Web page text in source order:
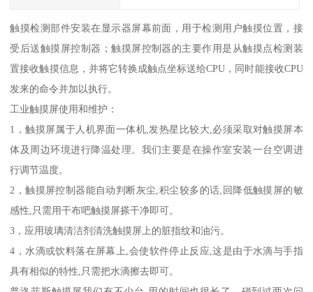
触摸检测部件安装在显示器屏幕前面，用于检测用户触摸位置，接
受后送触摸屏控制器；触摸屏控制器的主要作用是从触摸点检测装
置接收触摸信息，并将它转换成触点坐标送给CPU，同时能接收CPU
发来的命令并加以执行。
工业触摸屏使用和维护：
1，触摸屏属于人机界面一体机,发热星比较大,必须采取对触摸屏本
体及周边环境进行降温处理。我们主要是在操作室安装一台空调进
行调节温度。
2，触摸屏控制器能自动判断灰尘,积尘较多的话,回降低触摸屏的敏
感性,只需用干布吧触摸屏搽干净即可。
3，应用玻璃清洁剂清洗触摸屏上的脏指纹和油污。
4，水滴或饮料落在屏幕上,会使软件停止反应,这是由于水滴与手指
具有相似的特性,只需把水滴擦去即可。